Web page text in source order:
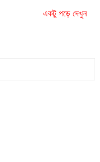
একটু পড়ে দেখুন